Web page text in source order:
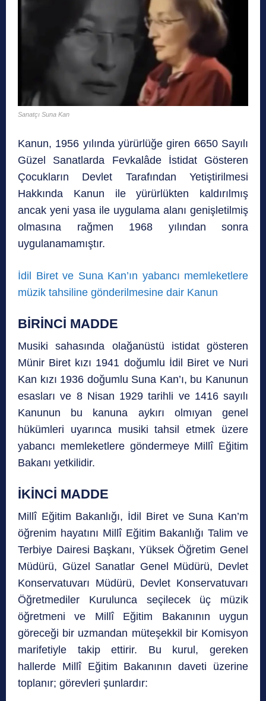
Sanatçı Suna Kan
Kanun, 1956 yılında yürürlüğe giren 6650 Sayılı
Güzel Sanatlarda Fevkalâde İstidat Gösteren
Çocukların Devlet Tarafından Yetiştirilmesi
Hakkında Kanun ile yürürlükten kaldırılmış
ancak yeni yasa ile uygulama alanı genişletilmiş
olmasına rağmen 1968 yılından sonra
uygulanamamıştır.
İdil Biret ve Suna Kan’ın yabancı memleketlere
müzik tahsiline gönderilmesine dair Kanun
BİRİNCİ MADDE
Musiki sahasında olağanüstü istidat gösteren
Münir Biret kızı 1941 doğumlu İdil Biret ve Nuri
Kan kızı 1936 doğumlu Suna Kan’ı, bu Kanunun
esasları ve 8 Nisan 1929 tarihli ve 1416 sayılı
Kanunun bu kanuna aykırı olmıyan genel
hükümleri uyarınca musiki tahsil etmek üzere
yabancı memleketlere göndermeye Millî Eğitim
Bakanı yetkilidir.
İKİNCİ MADDE
Millî Eğitim Bakanlığı, İdil Biret ve Suna Kan’m
öğrenim hayatını Millî Eğitim Bakanlığı Talim ve
Terbiye Dairesi Başkanı, Yüksek Öğretim Genel
Müdürü, Güzel Sanatlar Genel Müdürü, Devlet
Konservatuvarı Müdürü, Devlet Konservatuvarı
Öğretmediler Kurulunca seçilecek üç müzik
öğretmeni ve Millî Eğitim Bakanının uygun
göreceği bir uzmandan müteşekkil bir Komisyon
marifetiyle takip ettirir. Bu kurul, gereken
hallerde Millî Eğitim Bakanının daveti üzerine
toplanır; görevleri şunlardır: